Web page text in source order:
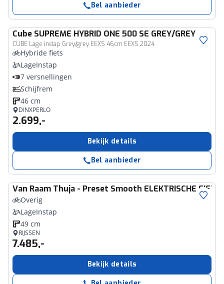
Bel aanbieder
Cube SUPREME HYBRID ONE 500 SE GREY/GREY
CUBE Lage instap Grey/grey EEXS 46cm EEXS 2024
Hybride fiets
LageInstap
7 versnellingen
Schijfrem
46 cm
DINXPERLO
2.699,-
Bekijk details
Bel aanbieder
Van Raam Thuja - Preset Smooth ELEKTRISCHE
Overig
LageInstap
49 cm
RIJSSEN
7.485,-
Bekijk details